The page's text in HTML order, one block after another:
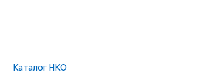
Каталог НКО